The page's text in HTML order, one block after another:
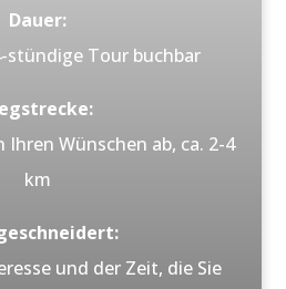
Dauer:
stündige Tour buchbar
Wünschen ab, ca. 2-4
km
und der Zeit, die Sie